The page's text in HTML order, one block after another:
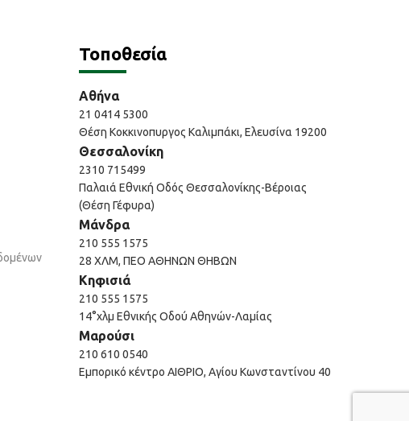
Τοποθεσία
Αθήνα
21 0414 5300
Θέση Κοκκινοπυργος Καλιμπάκι, Ελευσίνα 19200
Θεσσαλονίκη
2310 715499
Παλαιά Εθνική Οδός Θεσσαλονίκης-Βέροιας
(Θέση Γέφυρα)
Μάνδρα
210 555 1575
28 ΧΛΜ, ΠΕΟ ΑΘΗΝΩΝ ΘΗΒΩΝ
Κηφισιά
210 555 1575
14°χλμ Εθνικής Οδού Αθηνών-Λαμίας
Μαρούσι
210 610 0540
Εμπορικό κέντρο ΑΙΘΡΙΟ, Αγίου Κωνσταντίνου 40